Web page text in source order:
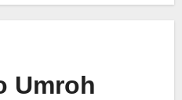
Umroh